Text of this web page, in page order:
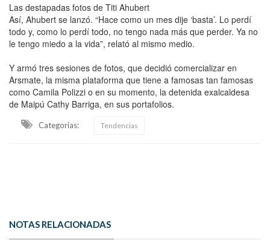
Las destapadas fotos de Titi Ahubert
Así, Ahubert se lanzó. “Hace como un mes dije ‘basta’. Lo perdí
todo y, como lo perdí todo, no tengo nada más que perder. Ya no
le tengo miedo a la vida”, relató al mismo medio.
Y armó tres sesiones de fotos, que decidió comercializar en
Arsmate, la misma plataforma que tiene a famosas tan famosas
como Camila Polizzi o en su momento, la detenida exalcaldesa
de Maipú Cathy Barriga, en sus portafolios.
Categorias: Tendencias
NOTAS RELACIONADAS